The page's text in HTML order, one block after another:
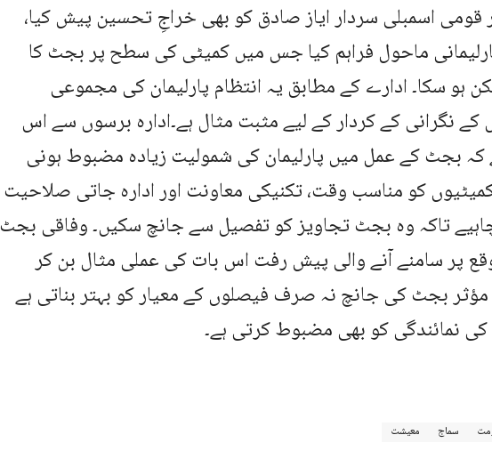
قومی اسمبلی سردار ایاز صادق کو بھی خراجِ تحسین پیش کیا،
ماحول فراہم کیا جس میں کمیٹی کی سطح پر بجٹ کا
ہو سکا۔ ادارے کے مطابق یہ انتظام پارلیمان کی مجموعی
کے نگرانی کے کردار کے لیے مثبت مثال ہے۔ادارہ برسوں سے اس
کہ بجٹ کے عمل میں پارلیمان کی شمولیت زیادہ مضبوط ہونی
کمیٹیوں کو مناسب وقت، تکنیکی معاونت اور ادارہ جاتی صلاحیت
تاکہ وہ بجٹ تجاویز کو تفصیل سے جانچ سکیں۔ وفاقی بجٹ
کے موقع پر سامنے آنے والی پیش رفت اس بات کی عملی مثال بن کر
مؤثر بجٹ کی جانچ نہ صرف فیصلوں کے معیار کو بہتر بناتی ہے
کی نمائندگی کو بھی مضبوط کرتی ہے۔
سماج معیشت